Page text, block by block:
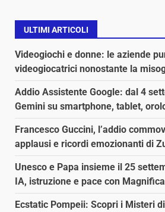
ULTIMI ARTICOLI
Videogiochi e donne: le aziende
videogiocatrici nonostante la
Addio Assistente Google: dal 4
Gemini su smartphone, tablet,
Francesco Guccini, l’addio
applausi e ricordi emozionanti di
Unesco e Papa insieme il 25
IA, istruzione e pace con
Ecstatic Pompeii: Scopri i Misteri